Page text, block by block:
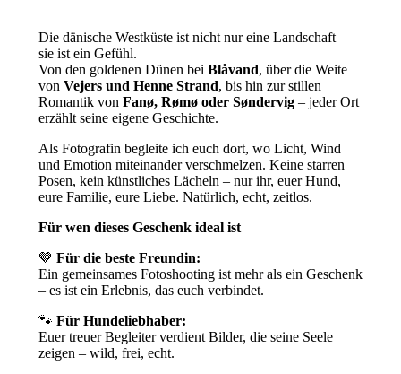
Die dänische Westküste ist nicht nur eine Landschaft –
sie ist ein Gefühl.
Von den goldenen Dünen bei Blåvand, über die Weite
von Vejers und Henne Strand, bis hin zur stillen
Romantik von Fanø, Rømø oder Søndervig– jeder Ort
erzählt seine eigene Geschichte.
Als Fotografin begleite ich euch dort, wo Licht, Wind
und Emotion miteinander verschmelzen. Keine starren
Posen, kein künstliches Lächeln – nur ihr, euer Hund,
eure Familie, eure Liebe. Natürlich, echt, zeitlos.
Für wen dieses Geschenk ideal ist
🤎 Für die beste Freundin:
Ein gemeinsames Fotoshooting ist mehr als ein Geschenk
– es ist ein Erlebnis, das euch verbindet.
🐾 Für Hundeliebhaber:
Euer treuer Begleiter verdient Bilder, die seine Seele
zeigen – wild, frei, echt.